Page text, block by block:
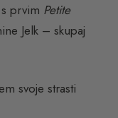
prvim Petite
Jelk – skupaj
svoje strasti